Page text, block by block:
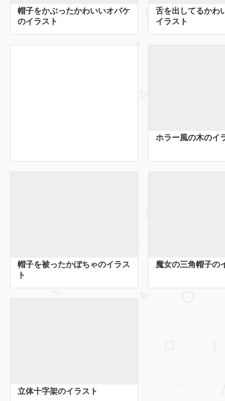
帽子をかぶったかわいいオバケ
のイラスト
舌を出してるかわ
イラスト
ホラー風の木のイ
帽子を被ったかぼちゃのイラス
ト
魔女の三角帽子の
立体十字架のイラスト